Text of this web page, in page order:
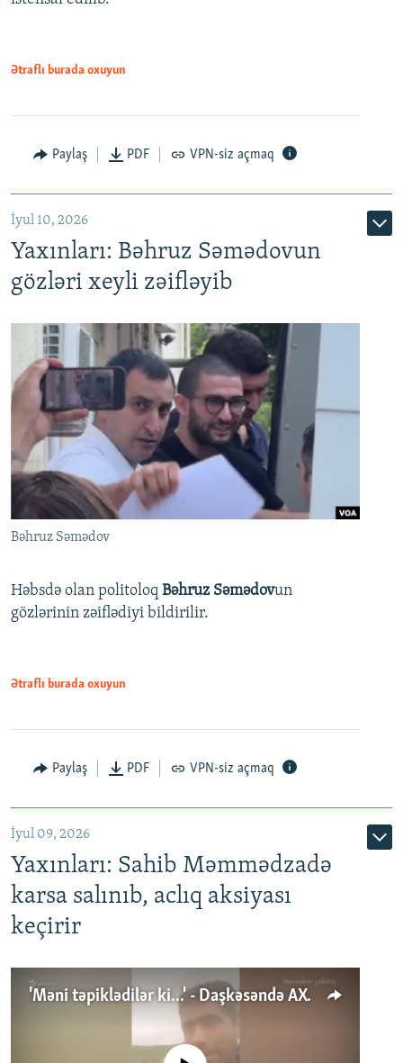
Ətraflı burada oxuyun
Paylaş PDF VPN-siz açmaq
İyul 10, 2026
Yaxınları: Bəhruz Səmədovun
gözləri xeyli zəifləyib
Bəhruz Səmədov
Həbsdə olan politoloq Bəhruz Səmədovun
gözlərinin zəiflədiyi bildirilir.
Ətraflı burada oxuyun
Paylaş PDF VPN-siz açmaq
İyul 09, 2026
Yaxınları: Sahib Məmmədzadə
karsa salınıb, aclıq aksiyası
keçirir
'Məni təpiklədilər ki...' - Daşkəsəndə AXCP fəalının yaxınları onun həbsinə etiraz edirlər